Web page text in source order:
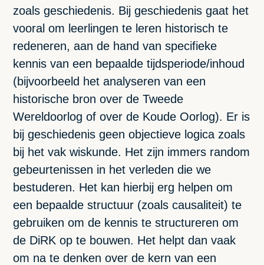
zoals geschiedenis. Bij geschiedenis gaat het
vooral om leerlingen te leren historisch te
redeneren, aan de hand van specifieke
kennis van een bepaalde tijdsperiode/inhoud
(bijvoorbeeld het analyseren van een
historische bron over de Tweede
Wereldoorlog of over de Koude Oorlog). Er is
bij geschiedenis geen objectieve logica zoals
bij het vak wiskunde. Het zijn immers random
gebeurtenissen in het verleden die we
bestuderen. Het kan hierbij erg helpen om
een bepaalde structuur (zoals causaliteit) te
gebruiken om de kennis te structureren om
de DiRK op te bouwen. Het helpt dan vaak
om na te denken over de kern van een